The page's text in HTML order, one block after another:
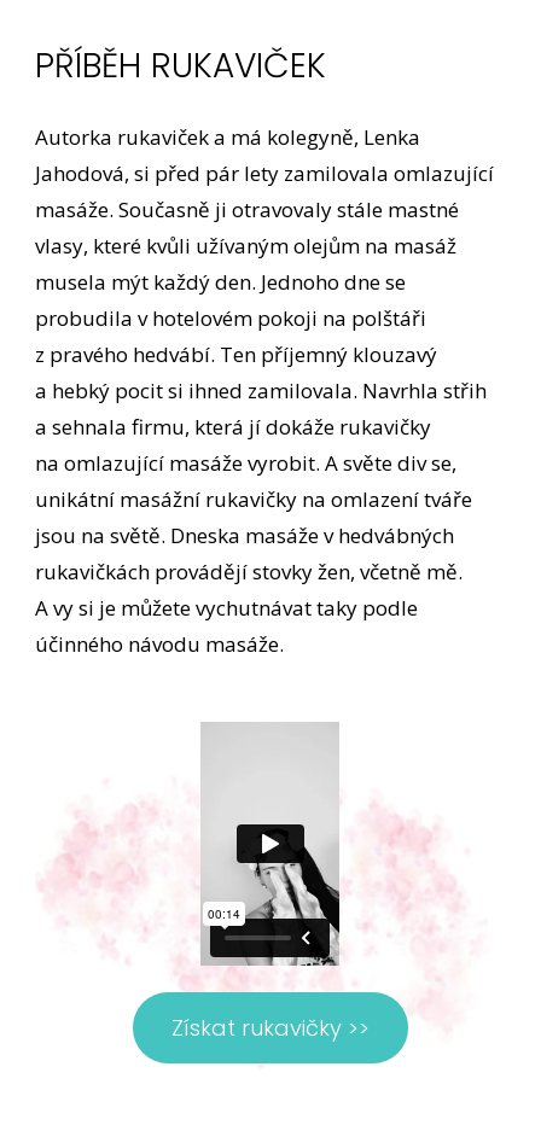
PŘÍBĚH RUKAVIČEK
Autorka rukaviček a má kolegyně, Lenka
Jahodová, si před pár lety zamilovala omlazující
masáže. Současně ji otravovaly stále mastné
vlasy, které kvůli užívaným olejům na masáž
musela mýt každý den. Jednoho dne se
probudila v hotelovém pokoji na polštáři
z pravého hedvábí. Ten příjemný klouzavý
a hebký pocit si ihned zamilovala. Navrhla střih
a sehnala firmu, která jí dokáže rukavičky
na omlazující masáže vyrobit. A světe div se,
unikátní masážní rukavičky na omlazení tváře
jsou na světě. Dneska masáže v hedvábných
rukavičkách provádějí stovky žen, včetně mě.
A vy si je můžete vychutnávat taky podle
účinného návodu masáže.
Získat rukavičky >>